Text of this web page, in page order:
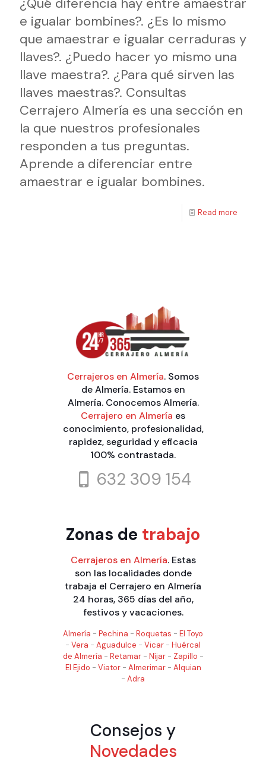
e igualar bombines?. ¿Es lo mismo
que amaestrar e igualar cerraduras y
llaves?. ¿Puedo hacer yo mismo una
llave maestra?. ¿Para qué sirven las
llaves maestras?. Consultas
Cerrajero Almería es una sección en
la que nuestros profesionales
responden a tus preguntas.
Aprende a diferenciar entre
amaestrar e igualar bombines.
Read more
Cerrajeros en Almería. Somos
de Almería. Estamos en
Almería. Conocemos Almería.
Cerrajero en Almería es
conocimiento, profesionalidad,
rapidez, seguridad y eficacia
100% contrastada.
632 309 154
Zonas de trabajo
Cerrajeros en Almería. Estas
son las localidades donde
trabaja el Cerrajero en Almería
24 horas, 365 días del año,
festivos y vacaciones.
Almería - Pechina - Roquetas - El Toyo
- Vera - Aguadulce - Vicar - Huércal
de Almería - Retamar- Níjar- Zapillo -
El Ejido - Viator- Almerimar- Alquian
- Adra
Consejos y
Novedades